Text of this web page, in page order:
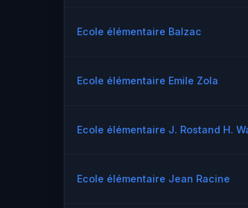
Ecole élémentaire Balzac
Ecole élémentaire Emile Zola
Ecole élémentaire J. Rostand H.
Ecole élémentaire Jean Racine